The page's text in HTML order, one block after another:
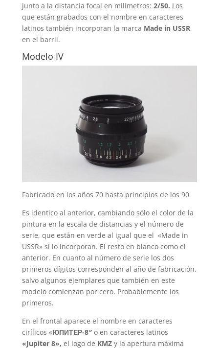
junto a la distancia focal en milímetros: 2/50. Los
que están grabados con el nombre en caracteres
latinos también incorporan la marca Made in USSR
en el barril.
Modelo IV
Fabricado en los años 70 hasta principios de los 90
Es identico al anterior, cambiando sólo el color de la
pintura en la escala de distancias y el número de
serie, que están en verde al igual que el «Made in
USSR» si lo incorporan. El resto en blanco como el
anterior. En cuanto al número de serie los dos
primeros dígitos corresponden al año de fabricación,
salvo algunos ejemplares que también en este
modelo comienzan por cero. Probablemente los
primeros.
En el frontal aparece el nombre en caracteres
cirílicos «ЮПИТЕР-8″o en caracteres latinos
«Jupiter 8», el logo de KMZy la apertura máxima